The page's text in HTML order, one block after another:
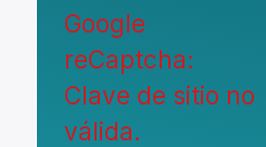
Google
reCaptcha:
Clave de sitio no
válida.